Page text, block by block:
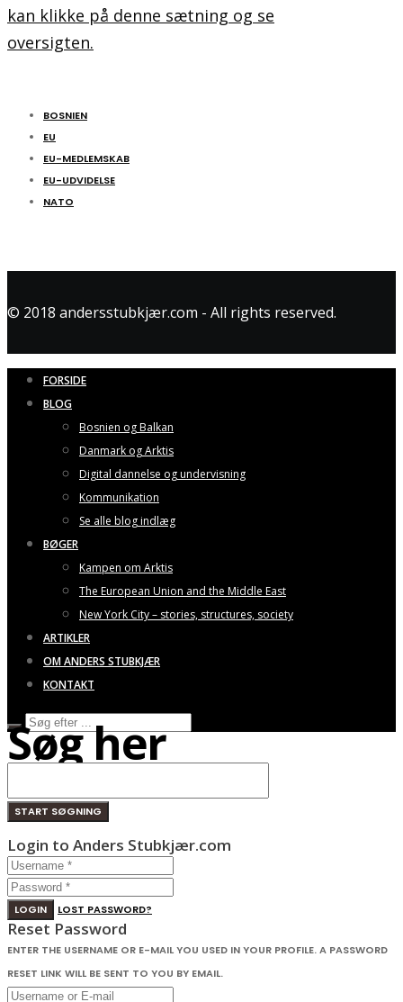
kan klikke på denne sætning og se
oversigten.
BOSNIEN
EU
EU-MEDLEMSKAB
EU-UDVIDELSE
NATO
© 2018 andersstubkjær.com - All rights reserved.
FORSIDE
BLOG
Bosnien og Balkan
Danmark og Arktis
Digital dannelse og undervisning
Kommunikation
Se alle blog indlæg
BØGER
Kampen om Arktis
The European Union and the Middle East
New York City – stories, structures, society
ARTIKLER
OM ANDERS STUBKJÆR
KONTAKT
Søg her
Login to Anders Stubkjær.com
LOGIN LOST PASSWORD?
Reset Password
ENTER THE USERNAME OR E-MAIL YOU USED IN YOUR PROFILE. A PASSWORD
RESET LINK WILL BE SENT TO YOU BY EMAIL.